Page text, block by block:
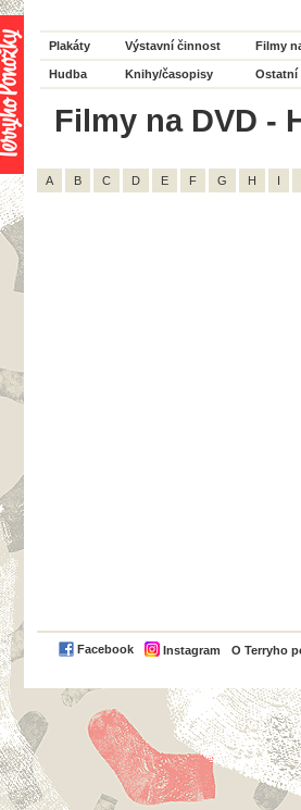
Plakáty Výstavní činnost Filmy
Hudba Knihy/časopisy Ostatní
Filmy na DVD -
A B C D E F G H I
Facebook Instagram O Terryho